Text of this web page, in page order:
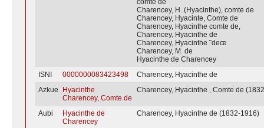
comte de
Charencey, H. (Hyacinthe), comte de
Charencey, Hyacinte, Comte de
Charencey, Hyacinthe comte de,
Charencey, Hyacinthe de
Charencey, Hyacinthe ˜deœ
Charencey, M. de
Hyacinthe de Charencey
ISNI
0000000083423498
Charencey, Hyacinthe de
Azkue
Hyacinthe
Charencey, Comte de
Charencey, Hyacinthe , Comte de
Aubi
Hyacinthe de
Charencey
Charencey, Hyacinthe de (1832-1916)